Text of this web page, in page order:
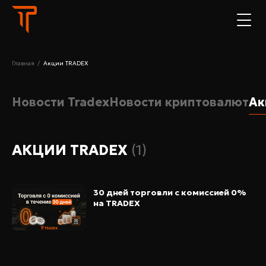
Главная / Акции TRADEX
Новости TradexНовости криптовалют
АКЦИИ TRADEX (1)
30 дней торговли с комиссией 0%
на TRADEX